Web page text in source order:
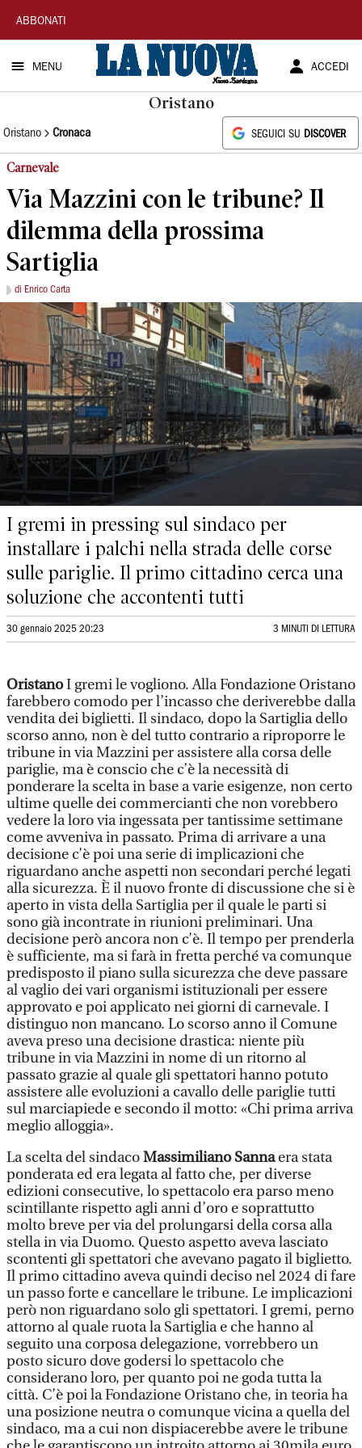
La
Nuova
Sardegna
ABBONATI
MENU ACCEDI
Oristano
Oristano Cronaca SEGUICI SU DISCOVER
Carnevale
Via Mazzini con le tribune? Il
dilemma della prossima
Sartiglia
di Enrico Carta
I gremi in pressing sul sindaco per
installare i palchi nella strada delle corse
sulle pariglie. Il primo cittadino cerca una
soluzione che accontenti tutti
30 gennaio 2025 20:23 3 MINUTI DI LETTURA
OristanoI gremi le vogliono. Alla Fondazione Oristano
farebbero comodo per l’incasso che deriverebbe dalla
vendita dei biglietti. Il sindaco, dopo la Sartiglia dello
scorso anno, non è del tutto contrario a riproporre le
tribune in via Mazzini per assistere alla corsa delle
pariglie, ma è conscio che c’è la necessità di
ponderare la scelta in base a varie esigenze, non certo
ultime quelle dei commercianti che non vorebbero
vedere la loro via ingessata per tantissime settimane
come avveniva in passato. Prima di arrivare a una
decisione c’è poi una serie di implicazioni che
riguardano anche aspetti non secondari perché legati
alla sicurezza. È il nuovo fronte di discussione che si è
aperto in vista della Sartiglia per il quale le parti si
sono già incontrate in riunioni preliminari. Una
decisione però ancora non c’è. Il tempo per prenderla
è sufficiente, ma si farà in fretta perché va comunque
predisposto il piano sulla sicurezza che deve passare
al vaglio dei vari organismi istituzionali per essere
approvato e poi applicato nei giorni di carnevale. I
distinguo non mancano. Lo scorso anno il Comune
aveva preso una decisione drastica: niente più
tribune in via Mazzini in nome di un ritorno al
passato grazie al quale gli spettatori hanno potuto
assistere alle evoluzioni a cavallo delle pariglie tutti
sul marciapiede e secondo il motto: «Chi prima arriva
meglio alloggia».
La scelta del sindacoMassimiliano Sannaera stata
ponderata ed era legata al fatto che, per diverse
edizioni consecutive, lo spettacolo era parso meno
scintillante rispetto agli anni d’oro e soprattutto
molto breve per via del prolungarsi della corsa alla
stella in via Duomo. Questo aspetto aveva lasciato
scontenti gli spettatori che avevano pagato il biglietto.
Il primo cittadino aveva quindi deciso nel 2024 di fare
un passo forte e cancellare le tribune. Le implicazioni
però non riguardano solo gli spettatori. I gremi, perno
attorno al quale ruota la Sartiglia e che hanno al
seguito una corposa delegazione, vorrebbero un
posto sicuro dove godersi lo spettacolo che
considerano loro, per quanto poi ne goda tutta la
città. C’è poi la Fondazione Oristano che, in teoria ha
una posizione neutra o comunque vicina a quella del
sindaco, ma a cui non dispiacerebbe avere le tribune